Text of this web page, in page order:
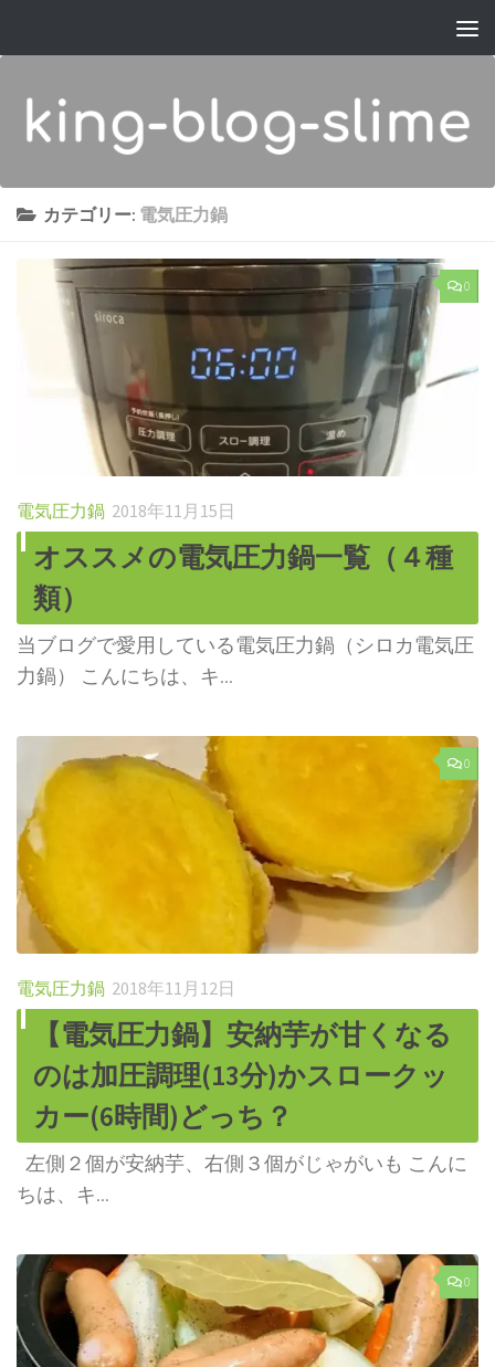
カテゴリー: 電気圧力鍋
0
電気圧力鍋 2018年11月15日
オススメの電気圧力鍋一覧（４種
類）
当ブログで愛用している電気圧力鍋（シロカ電気圧
力鍋） こんにちは、キ...
0
電気圧力鍋 2018年11月12日
【電気圧力鍋】安納芋が甘くなる
のは加圧調理(13分)かスロークッ
カー(6時間)どっち？
左側２個が安納芋、右側３個がじゃがいも こんに
ちは、キ...
0